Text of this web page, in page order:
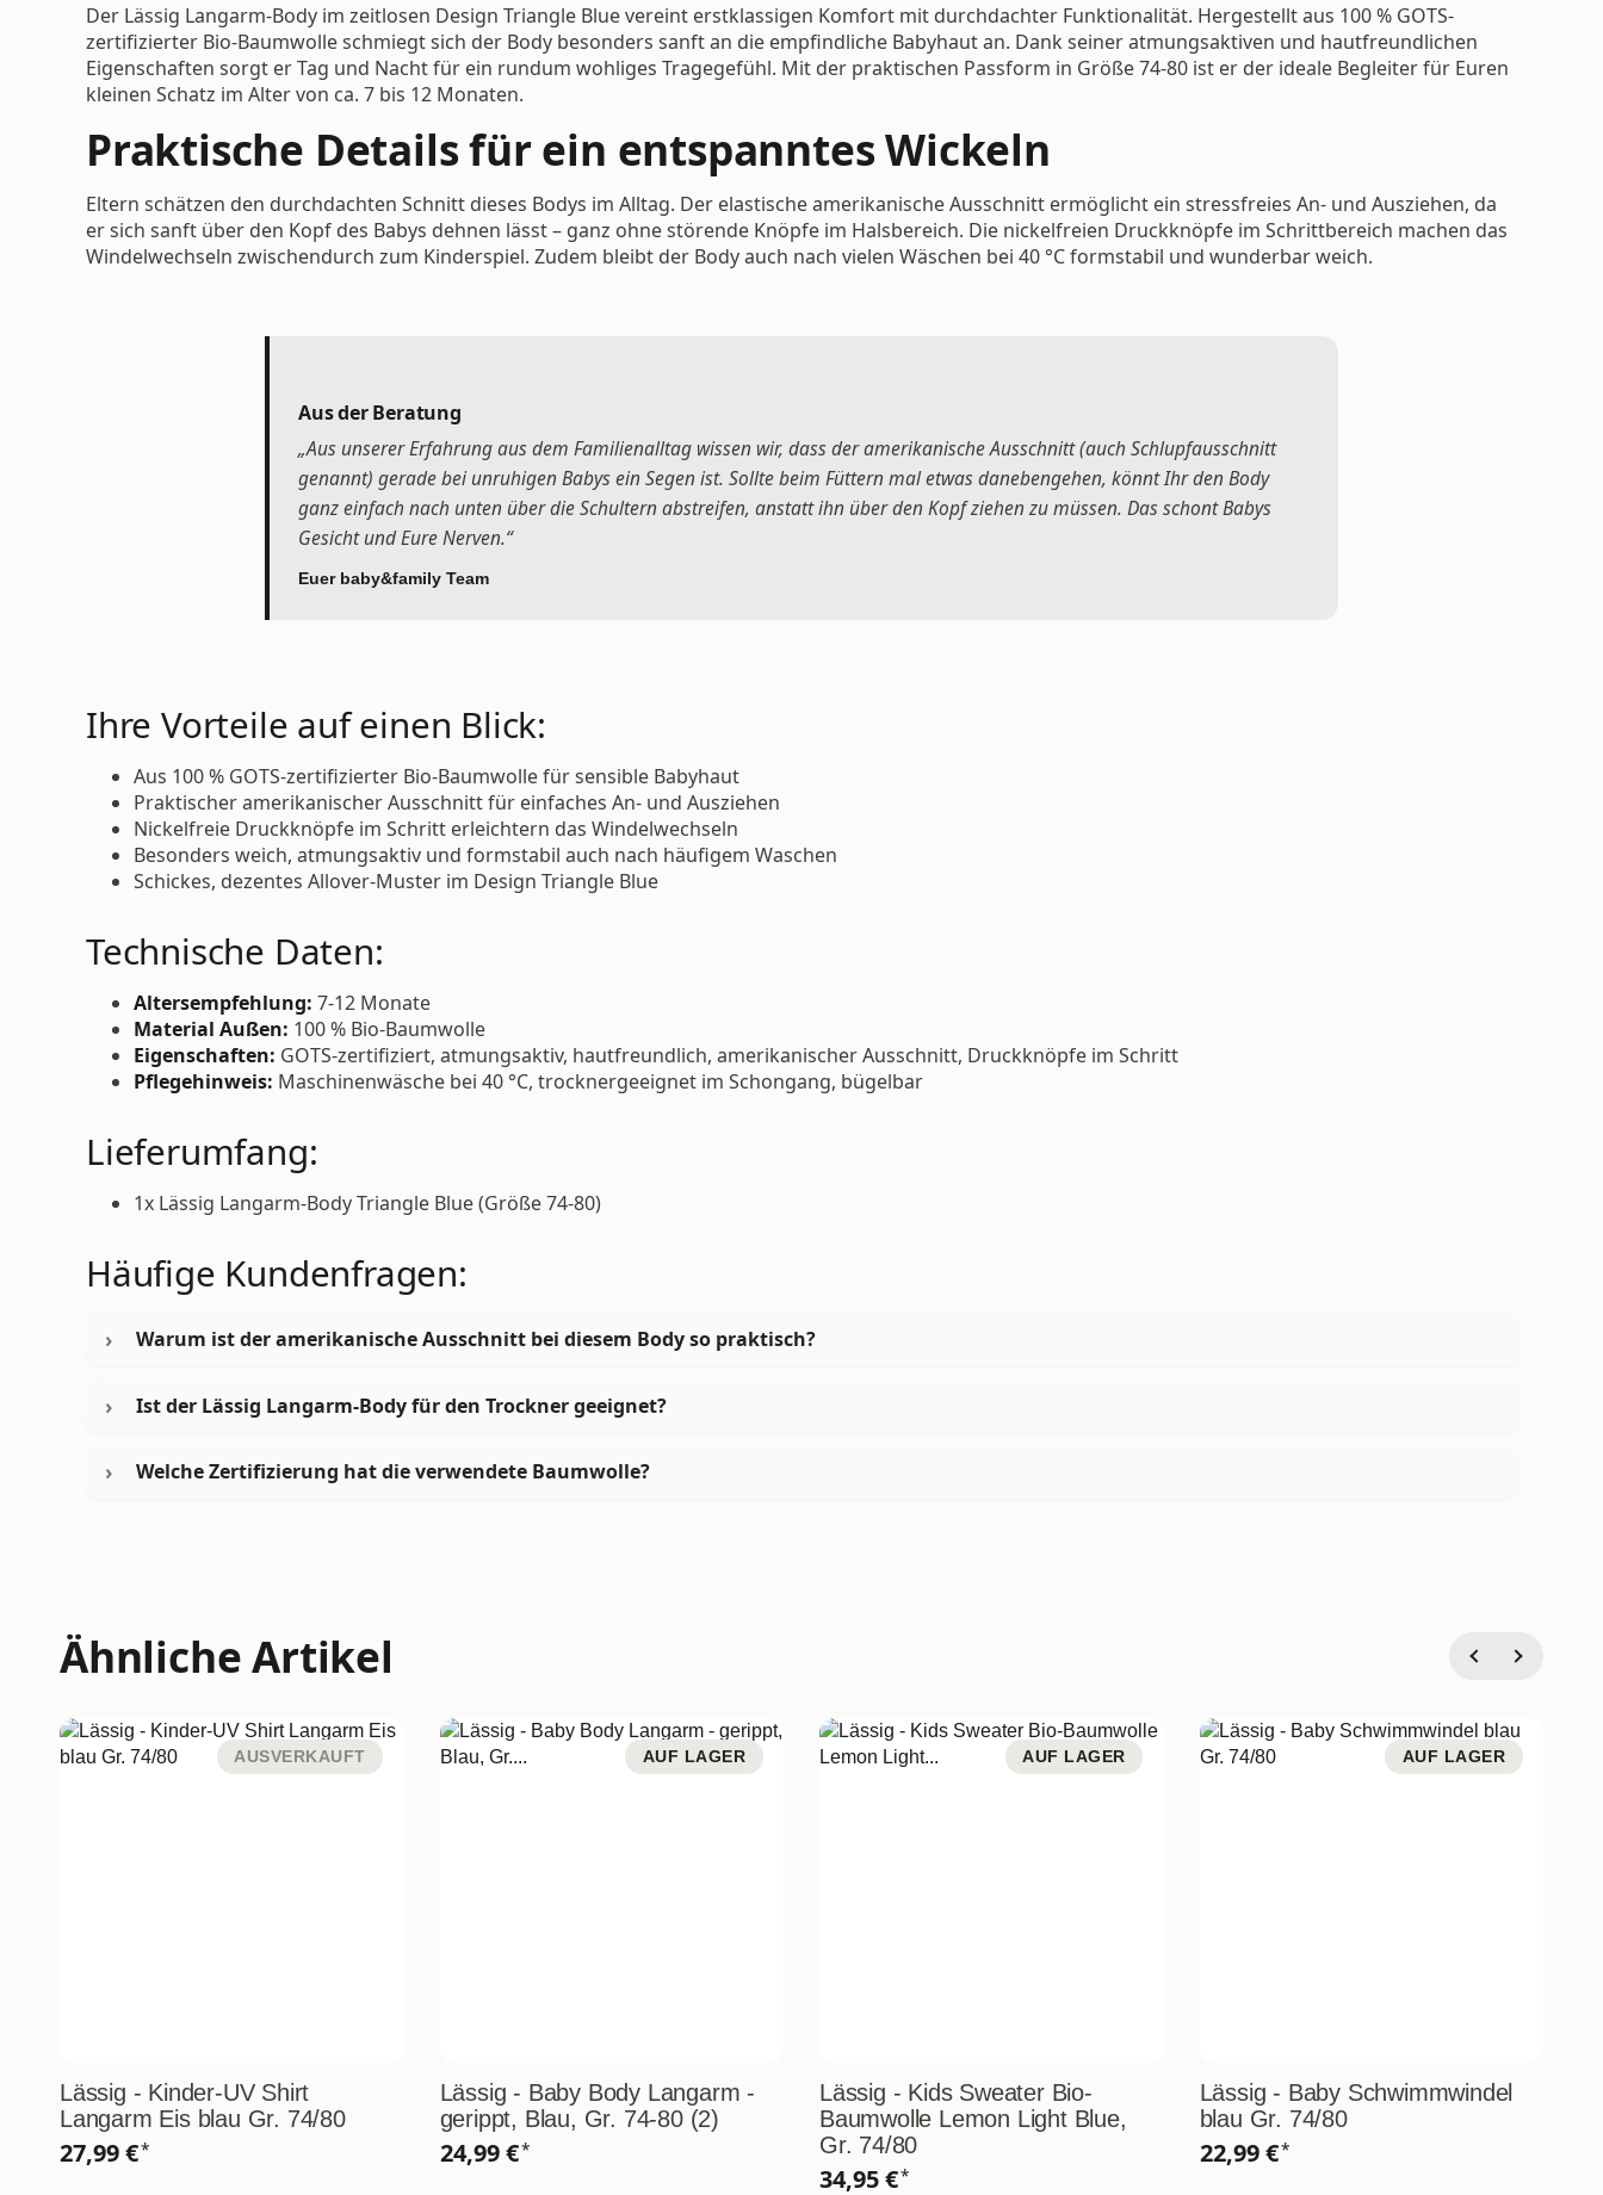
Der Lässig Langarm-Body im zeitlosen Design Triangle Blue vereint erstklassigen Komfort mit durchdachter Funktionalität. Hergestellt aus 100 % GOTS-
zertifizierter Bio-Baumwolle schmiegt sich der Body besonders sanft an die empfindliche Babyhaut an. Dank seiner atmungsaktiven und hautfreundlichen
Eigenschaften sorgt er Tag und Nacht für ein rundum wohliges Tragegefühl. Mit der praktischen Passform in Größe 74-80 ist er der ideale Begleiter für Euren
kleinen Schatz im Alter von ca. 7 bis 12 Monaten.
Praktische Details für ein entspanntes Wickeln
Eltern schätzen den durchdachten Schnitt dieses Bodys im Alltag. Der elastische amerikanische Ausschnitt ermöglicht ein stressfreies An- und Ausziehen, da
er sich sanft über den Kopf des Babys dehnen lässt – ganz ohne störende Knöpfe im Halsbereich. Die nickelfreien Druckknöpfe im Schrittbereich machen das
Windelwechseln zwischendurch zum Kinderspiel. Zudem bleibt der Body auch nach vielen Wäschen bei 40 °C formstabil und wunderbar weich.
Aus der Beratung
„Aus unserer Erfahrung aus dem Familienalltag wissen wir, dass der amerikanische Ausschnitt (auch Schlupfausschnitt
genannt) gerade bei unruhigen Babys ein Segen ist. Sollte beim Füttern mal etwas danebengehen, könnt Ihr den Body
ganz einfach nach unten über die Schultern abstreifen, anstatt ihn über den Kopf ziehen zu müssen. Das schont Babys
Gesicht und Eure Nerven.“
Euer baby&family Team
Ihre Vorteile auf einen Blick:
Aus 100 % GOTS-zertifizierter Bio-Baumwolle für sensible Babyhaut
Praktischer amerikanischer Ausschnitt für einfaches An- und Ausziehen
Nickelfreie Druckknöpfe im Schritt erleichtern das Windelwechseln
Besonders weich, atmungsaktiv und formstabil auch nach häufigem Waschen
Schickes, dezentes Allover-Muster im Design Triangle Blue
Technische Daten:
Altersempfehlung: 7-12 Monate
Material Außen: 100 % Bio-Baumwolle
Eigenschaften: GOTS-zertifiziert, atmungsaktiv, hautfreundlich, amerikanischer Ausschnitt, Druckknöpfe im Schritt
Pflegehinweis: Maschinenwäsche bei 40 °C, trocknergeeignet im Schongang, bügelbar
Lieferumfang:
1x Lässig Langarm-Body Triangle Blue (Größe 74-80)
Häufige Kundenfragen:
Warum ist der amerikanische Ausschnitt bei diesem Body so praktisch?
Ist der Lässig Langarm-Body für den Trockner geeignet?
Welche Zertifizierung hat die verwendete Baumwolle?
Ähnliche Artikel
AUSVERKAUFT
Lässig - Kinder-UV Shirt
Langarm Eis blau Gr. 74/80
27,99 €*
AUF LAGER
Lässig - Baby Body Langarm -
gerippt, Blau, Gr. 74-80 (2)
24,99 €*
AUF LAGER
Lässig - Kids Sweater Bio-
Baumwolle Lemon Light Blue,
Gr. 74/80
34,95 €*
AUF LAGER
Lässig - Baby Schwimmwindel
blau Gr. 74/80
22,99 €*